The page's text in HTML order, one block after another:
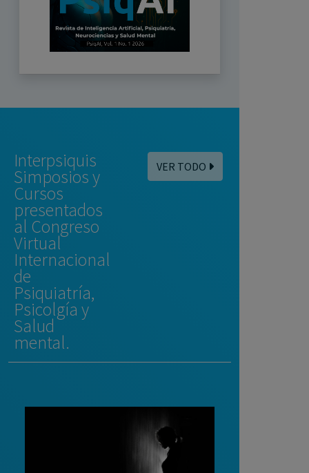
Interpsiquis
Simposios y
Cursos
presentados
al Congreso
Virtual
Internacional
de
Psiquiatría,
Psicolgía y
Salud
mental.
VER TODO